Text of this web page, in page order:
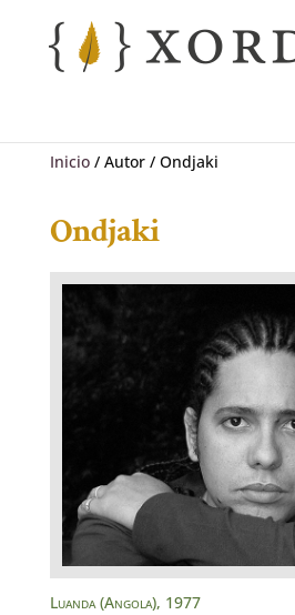
Inicio/ Autor / Ondjaki
Ondjaki
Luanda (Angola), 1977